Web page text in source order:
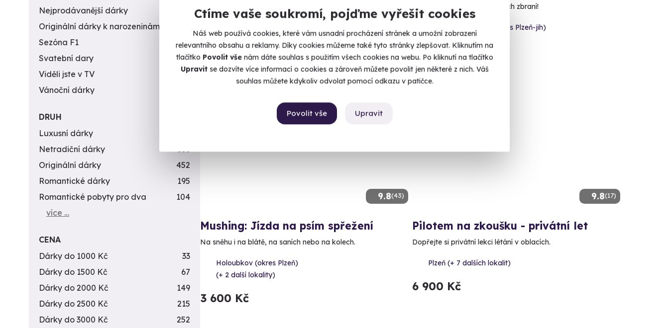
Ctíme vaše soukromí, pojďme vyřešit cookies
Náš web používá cookies, které vám usnadní procházení stránek a umožní zobrazení
relevantního obsahu a reklamy. Díky cookies můžeme také tyto stránky zlepšovat. Kliknutím na
tlačítko Povolit vše nám dáte souhlas s použitím všech cookies na webu. Po kliknutí na tlačítko
Upravitse dozvíte více informací o cookies a zároveň můžete povolit jen některé z nich. Váš
souhlas můžete kdykoliv odvolat pomocí odkazu v patičce.
Upravit
Povolit vše
Vystřílejte 80 nábojů jako člen elitní jednotky URNA.
(+ 28 dalších lokalit)
1 999 Kč
Nálož 130 nábojů z 24 různých zbraní!
Mečín - Radkovice (okres Plzeň-jih)
(+ 28 dalších lokalit)
4 999 Kč
9.8(43)
Mushing: Jízda na psím spřežení
Na sněhu i na blátě, na saních nebo na kolech.
Holoubkov (okres Plzeň)
(+ 2 další lokality)
3 600 Kč
9.8(17)
Pilotem na zkoušku - privátní let
Dopřejte si privátní lekci létání v oblacích.
Plzeň (+ 7 dalších lokalit)
6 900 Kč
Nejprodávanější dárky
Originální dárky k narozeninám
Sezóna F1
4
Svatební dary
196
Viděli jste v TV
31
Vánoční dárky
DRUH
Luxusní dárky
Netradiční dárky
353
Originální dárky
452
Romantické dárky
195
Romantické pobyty pro dva
104
více …
CENA
Dárky do 1000 Kč
33
Dárky do 1500 Kč
67
Dárky do 2000 Kč
149
Dárky do 2500 Kč
215
Dárky do 3000 Kč
252